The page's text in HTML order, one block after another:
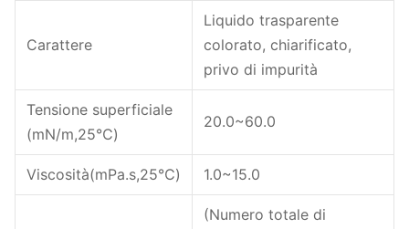
Carattere
Liquido trasparente
colorato, chiarificato,
privo di impurità
Tensione superficiale
(mN/m,25℃)
20.0~60.0
Viscosità(mPa.s,25℃) 1.0~15.0
(Numero totale di